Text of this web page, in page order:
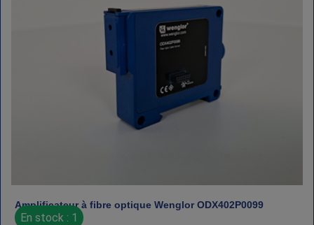
Amplificateur à fibre optique Wenglor ODX402P0099
En stock : 1